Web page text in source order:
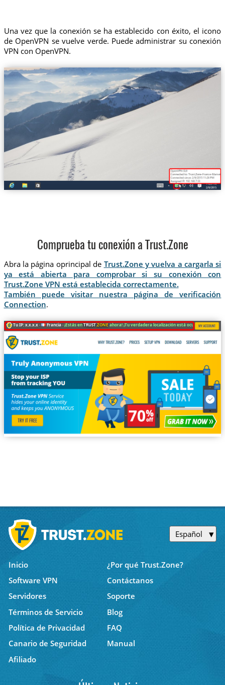
Una vez que la conexión se ha establecido con éxito, el icono
de OpenVPN se vuelve verde. Puede administrar su conexión
VPN con OpenVPN.
Trust.Zone-France-Marseille
Comprueba tu conexión a Trust.Zone
Abra la página oprincipal de Trust.Zone y vuelva a cargarla si
ya está abierta para comprobar si su conexión con
Trust.Zone VPN está establecida correctamente.
También puede visitar nuestra página de verificación
Connection.
Tu IP: x.x.x.x · Francia ·¡Estás enTRUST.ZONE ahora! ¡Tu verdadera localización está oculta!
Español
Inicio
¿Por qué Trust.Zone?
Software VPN
Contáctanos
Servidores
Soporte
Términos de Servicio
Blog
Política de Privacidad
FAQ
Canario de Seguridad
Manual
Afiliado